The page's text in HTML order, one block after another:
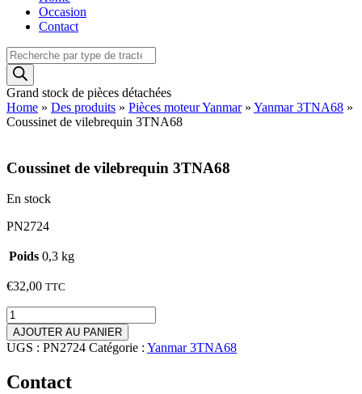
Occasion
Contact
Recherche
de
produits
Grand stock de pièces détachées
Home » Des produits » Pièces moteur Yanmar» Yanmar 3TNA68 »
Coussinet de vilebrequin 3TNA68
Coussinet de vilebrequin 3TNA68
En stock
PN2724
Poids 0,3 kg
€32,00 TTC
quantité
de
Coussinet
de
3TNA68
AJOUTER AU PANIER
UGS : PN2724 Catégorie : Yanmar 3TNA68
Contact